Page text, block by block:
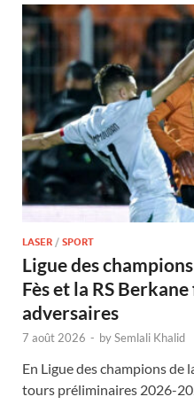
LASER / SPORT
Ligue des
Fès et la RS
adversaires
7 août 2026 - bySemlali Khalid
En Ligue des champions de
tours préliminaires 2026-